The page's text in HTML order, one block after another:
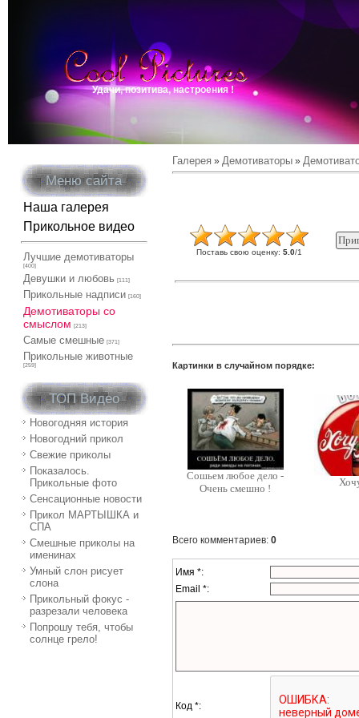
Удачи, позитива, настроения !
Меню сайта
Наша галерея
Прикольное видео
Лучшие демотиваторы
[400]
Девушки и любовь [111]
Прикольные надписи [160]
Демотиваторы со
смыслом
[213]
Самые смешные [371]
Прикольные животные
[259]
ТОП Видео
Новогодняя история
Новогодний прикол
Свежие приколы
Показалось.
Прикольные фото
Сенсационные новости
Прикол МАРТЫШКА и
СПА
Смешные приколы на
именинах
Умный слон рисует
слона
Прикольный фокус -
разрезали человека
Попрошу тебя, чтобы
солнце грело!
Галерея » Демотиваторы»
Поставь свою оценку: 5.0/1
Картинки в случайном порядке:
Сошьем любое дело -
Очень смешно !
Всего комментариев: 0
Имя *:
Email *:
Код *: